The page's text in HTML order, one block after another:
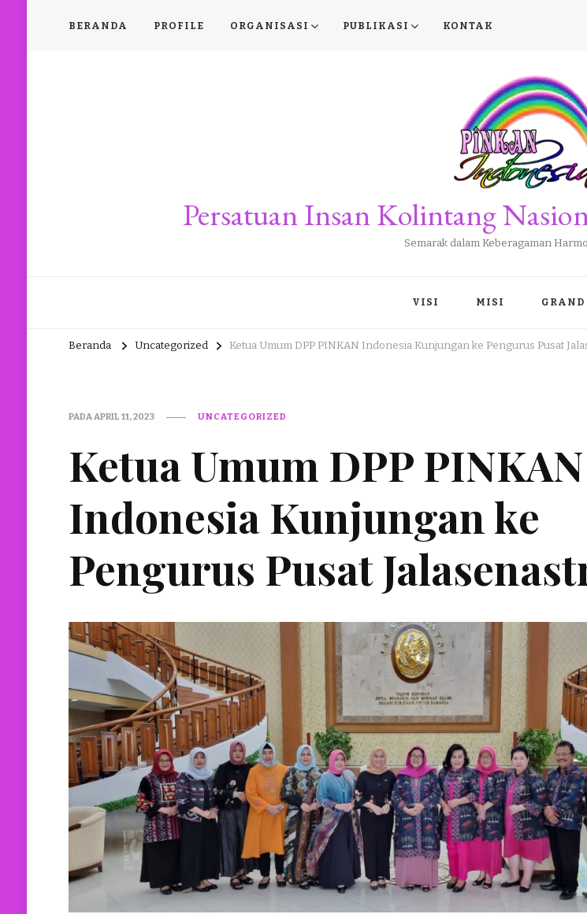
BERANDA PROFILE ORGANISASI PUBLIKASI KONTAK
Persatuan Insan Kolintang
Semarak dalam Keberagaman
VISI MISI GRAND
Beranda Uncategorized Ketua Umum DPP PINKAN Indonesia Kunjungan ke Pengurus Pusat
PADAAPRIL 11, 2023 UNCATEGORIZED
Ketua Umum DPP PINKAN
Indonesia Kunjungan ke
Pengurus Pusat